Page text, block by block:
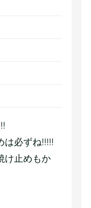
必ずね!!!!!
け止めもか